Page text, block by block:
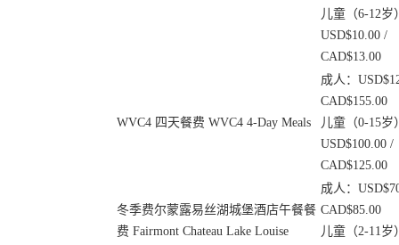
儿童（6-12岁
USD$10.00 /
CAD$13.00
WVC4 四天餐费 WVC4 4-Day Meals
成人：
CAD$155.00
儿童（0-15岁
USD$100.00 /
CAD$125.00
冬季费尔蒙露易丝湖城堡酒店午餐餐
费 Fairmont Chateau Lake Louise
成人：
CAD$85.00
儿童（2-11岁